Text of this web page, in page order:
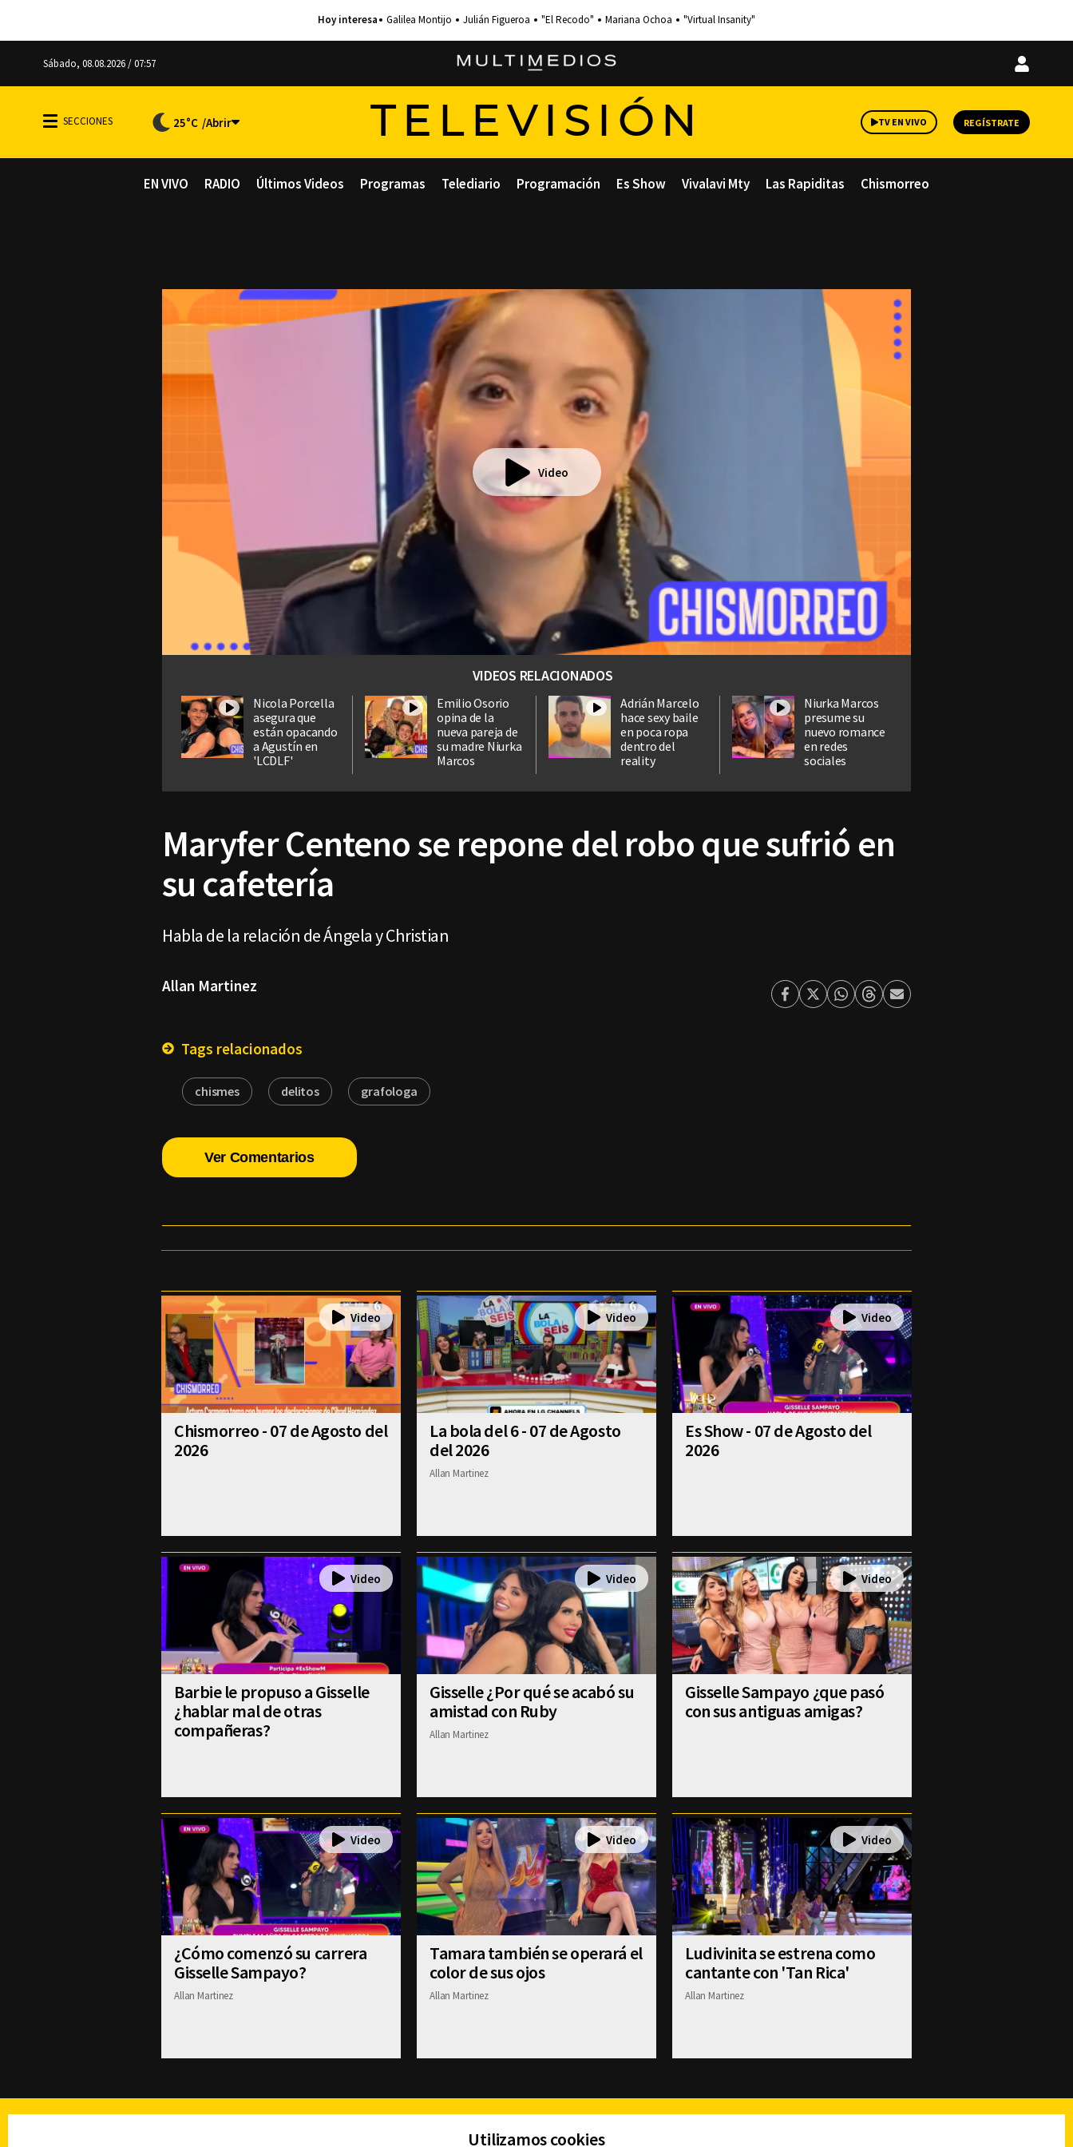
Galilea Montijo Julián Figueroa "El Recodo" Mariana Ochoa "Virtual Insanity"
Sábado, 08.08.2026 / 07:57
Iniciar
25°C TELEVISIÓN TV EN VIVO REGÍSTRATE
EN VIVO RADIO Últimos Videos Programas Telediario Programación Es Show Vivalavi Mty Las Rapiditas Chismorreo
Video
VIDEOS RELACIONADOS
Nicola Porcella
asegura que
están opacando
a Agustín en
'LCDLF'
Emilio Osorio
opina de la
nueva pareja de
su madre Niurka
Marcos
Adrián Marcelo
hace sexy baile
en poca ropa
dentro del
reality
Niurka Marcos
presume su
nuevo romance
en redes
sociales
Maryfer Centeno se repone del robo que sufrió en
su cafetería
Habla de la relación de Ángela y Christian
Allan Martinez
Facebook
TwitterWhatsapp
ThreadsEnviar
Tags relacionados
chismes delitos grafologa
Ver Comentarios
Chismorreo - 07 de Agosto del
2026
La bola del 6 - 07 de Agosto
del 2026
Allan Martinez
Es Show - 07 de Agosto del
2026
Barbie le propuso a Gisselle
¿hablar mal de otras
compañeras?
Gisselle ¿Por qué se acabó su
amistad con Ruby
Allan Martinez
Gisselle Sampayo ¿que pasó
con sus antiguas amigas?
¿Cómo comenzó su carrera
Gisselle Sampayo?
Allan Martinez
Tamara también se operará el
color de sus ojos
Allan Martinez
Ludivinita se estrena como
cantante con 'Tan Rica'
Allan Martinez
Utilizamos cookies